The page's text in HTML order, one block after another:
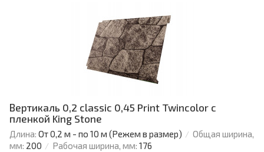
Вертикаль 0,2 classic 0,45 Print Twincolor с
пленкой King Stone
Длина: От 0,2 м - по 10 м (Режем в размер)
Общая ширина,
мм: 200 Рабочая ширина, мм: 176